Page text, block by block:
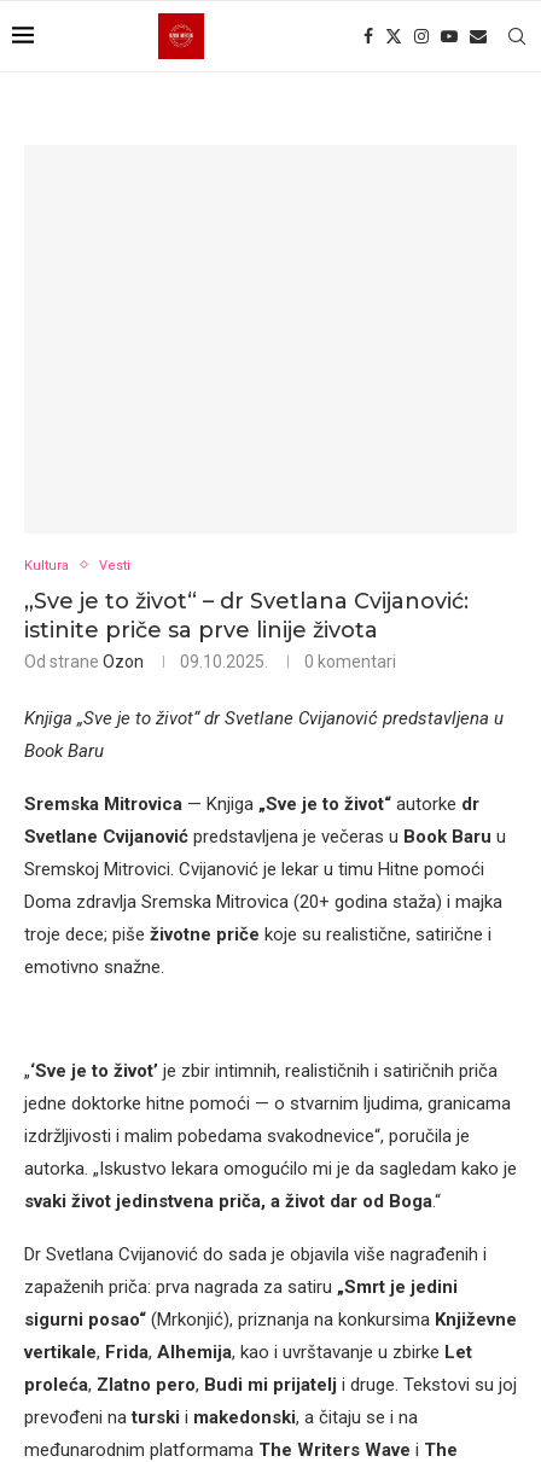
Kultura Vesti
„Sve je to život“ – dr Svetlana Cvijanović:
istinite priče sa prve linije života
Od strane Ozon 09.10.2025. 0 komentari
Knjiga „Sve je to život“ dr Svetlane Cvijanović predstavljena u
Book Baru
Sremska Mitrovica — Knjiga „Sve je to život“ autorke dr
Svetlane Cvijanović predstavljena je večeras u Book Baru u
Sremskoj Mitrovici. Cvijanović je lekar u timu Hitne pomoći
Doma zdravlja Sremska Mitrovica (20+ godina staža) i majka
troje dece; piše životne priče koje su realistične, satirične i
emotivno snažne.
„‘Sve je to život’ je zbir intimnih, realističnih i satiričnih priča
jedne doktorke hitne pomoći — o stvarnim ljudima, granicama
izdržljivosti i malim pobedama svakodnevice“, poručila je
autorka. „Iskustvo lekara omogućilo mi je da sagledam kako je
svaki život jedinstvena priča, a život dar od Boga.“
Dr Svetlana Cvijanović do sada je objavila više nagrađenih i
zapaženih priča: prva nagrada za satiru „Smrt je jedini
sigurni posao“ (Mrkonjić), priznanja na konkursima Književne
vertikale, Frida, Alhemija, kao i uvrštavanje u zbirke Let
proleća, Zlatno pero, Budi mi prijatelj i druge. Tekstovi su joj
prevođeni naturski i makedonski, a čitaju se i na
međunarodnim platformama The Writers Wave i The